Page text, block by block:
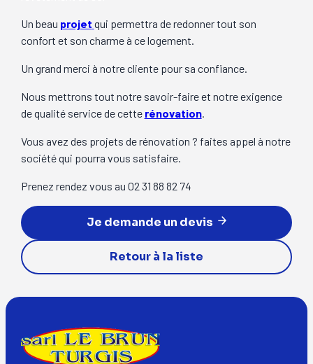
Un beau projet qui permettra de redonner tout son
confort et son charme à ce logement.
Un grand merci à notre cliente pour sa confiance.
Nous mettrons tout notre savoir-faire et notre exigence
de qualité service de cette rénovation.
Vous avez des projets de rénovation ? faites appel à notre
société qui pourra vous satisfaire.
Prenez rendez vous au 02 31 88 82 74
Je demande un devis
Retour à la liste